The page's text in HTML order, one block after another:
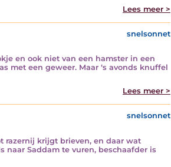
Lees meer >
snelsonnet
en ook niet van een hamster in een
met een geweer. Maar ‘s avonds knuffel
Lees meer >
snelsonnet
razernij krijgt brieven, en daar wat
naar Saddam te vuren, beschaafder is